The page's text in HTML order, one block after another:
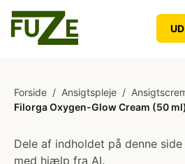
Forside / Ansigtspleje /
Filorga Oxygen-Glow Cream (50 ml)
Dele af indholdet på denne
med hjælp fra AI.